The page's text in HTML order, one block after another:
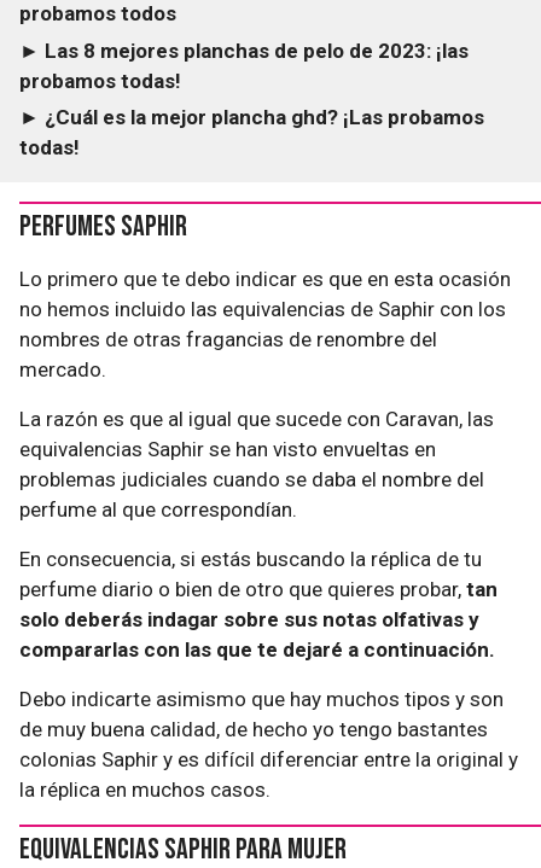
probamos todos
► Las 8 mejores planchas de pelo de 2023: ¡las
probamos todas!
► ¿Cuál es la mejor plancha ghd? ¡Las probamos
todas!
Perfumes Saphir
Lo primero que te debo indicar es que en esta ocasión
no hemos incluido las equivalencias de Saphir con los
nombres de otras fragancias de renombre del
mercado.
La razón es que al igual que sucede con Caravan, las
equivalencias Saphir se han visto envueltas en
problemas judiciales cuando se daba el nombre del
perfume al que correspondían.
En consecuencia, si estás buscando la réplica de tu
perfume diario o bien de otro que quieres probar, tan
solo deberás indagar sobre sus notas olfativas y
compararlas con las que te dejaré a continuación.
Debo indicarte asimismo que hay muchos tipos y son
de muy buena calidad, de hecho yo tengo bastantes
colonias Saphir y es difícil diferenciar entre la original y
la réplica en muchos casos.
Equivalencias Saphir para mujer